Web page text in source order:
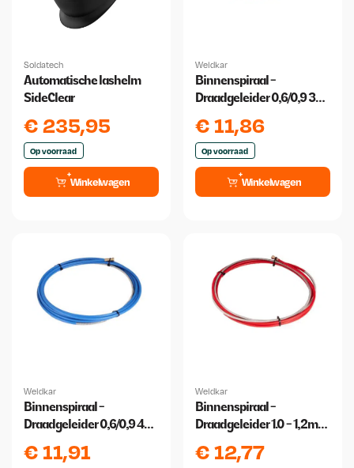
Soldatech
Automatische lashelm
SideClear
€235,95
Op voorraad
Winkelwagen
Weldkar
Binnenspiraal -
Draadgeleider 0,6/0,9 3
€11,86
Op voorraad
Winkelwagen
Weldkar
Binnenspiraal -
Draadgeleider 0,6/0,9 4
€11,91
Weldkar
Binnenspiraal -
Draadgeleider 1.0 - 1,2mm
€12,77